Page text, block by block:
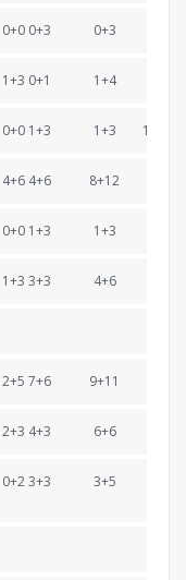
0+0 0+3 0+3
1+3 0+1 1+4
0+0 1+3 1+3
4+6 4+6 8+12
0+0 1+3 1+3
1+3 3+3 4+6
2+5 7+6 9+11
2+3 4+3 6+6
0+2 3+3 3+5